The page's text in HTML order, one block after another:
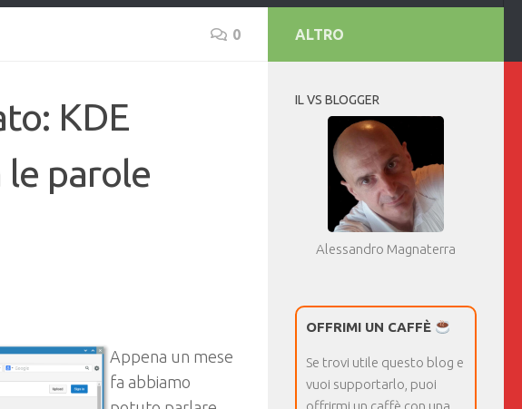
0
KDE
le parole
Appena un mese
fa abbiamo
ALTRO
IL VS BLOGGER
Alessandro Magnaterra
OFFRIMI UN CAFFÈ
Se trovi utile questo blog e
vuoi supportarlo, puoi
offrirmi un caffè con una